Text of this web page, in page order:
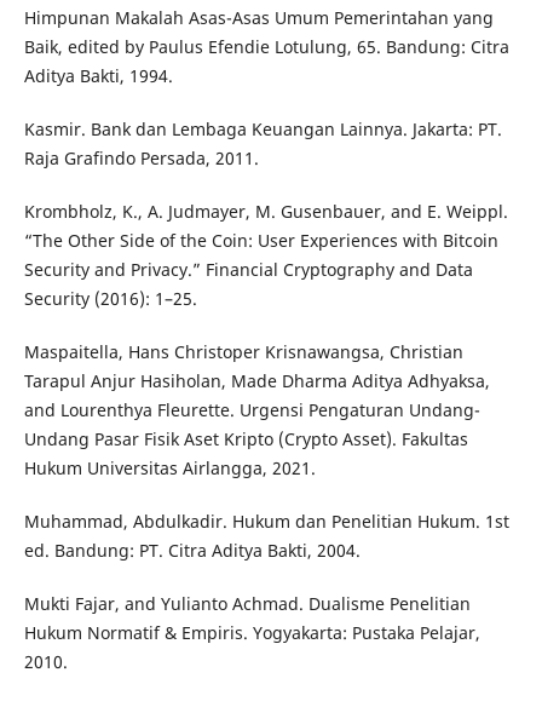
Himpunan Makalah Asas-Asas Umum Pemerintahan yang
Baik, edited by Paulus Efendie Lotulung, 65. Bandung: Citra
Aditya Bakti, 1994.
Kasmir. Bank dan Lembaga Keuangan Lainnya. Jakarta: PT.
Raja Grafindo Persada, 2011.
Krombholz, K., A. Judmayer, M. Gusenbauer, and E. Weippl.
“The Other Side of the Coin: User Experiences with Bitcoin
Security and Privacy.” Financial Cryptography and Data
Security (2016): 1–25.
Maspaitella, Hans Christoper Krisnawangsa, Christian
Tarapul Anjur Hasiholan, Made Dharma Aditya Adhyaksa,
and Lourenthya Fleurette. Urgensi Pengaturan Undang-
Undang Pasar Fisik Aset Kripto (Crypto Asset). Fakultas
Hukum Universitas Airlangga, 2021.
Muhammad, Abdulkadir. Hukum dan Penelitian Hukum. 1st
ed. Bandung: PT. Citra Aditya Bakti, 2004.
Mukti Fajar, and Yulianto Achmad. Dualisme Penelitian
Hukum Normatif & Empiris. Yogyakarta: Pustaka Pelajar,
2010.